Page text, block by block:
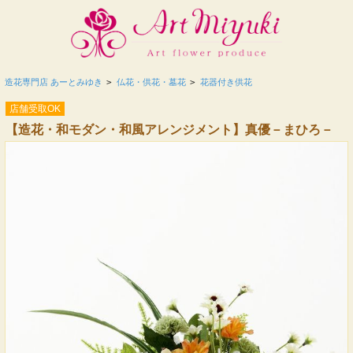
造花専門店 あーとみゆき > 仏花・供花・墓花 > 花器付き供花
店舗受取OK
【造花・和モダン・和風アレンジメント】真優－まひろ－